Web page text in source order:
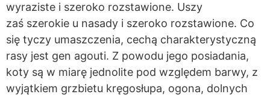
wyraziste i szeroko rozstawione. Uszy
zaś szerokie u nasady i szeroko rozstawione. Co
się tyczy umaszczenia, cechą charakterystyczną
rasy jest gen agouti. Z powodu jego posiadania,
koty są w miarę jednolite pod względem barwy, z
wyjątkiem grzbietu kręgosłupa, ogona, dolnych